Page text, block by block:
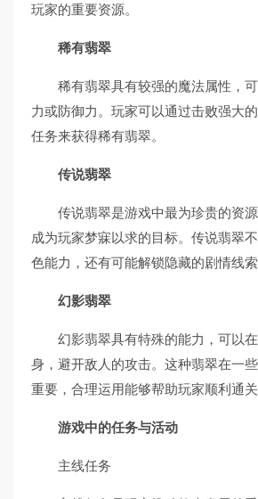
玩家的重要资源。
稀有翡翠
稀有翡翠具有较强的魔法属性，
力或防御力。玩家可以通过击败强大
任务来获得稀有翡翠。
传说翡翠
传说翡翠是游戏中最为珍贵的资
成为玩家梦寐以求的目标。传说翡翠
色能力，还有可能解锁隐藏的剧情线索
幻影翡翠
幻影翡翠具有特殊的能力，可以
身，避开敌人的攻击。这种翡翠在一
重要，合理运用能够帮助玩家顺利通关
游戏中的任务与活动
主线任务